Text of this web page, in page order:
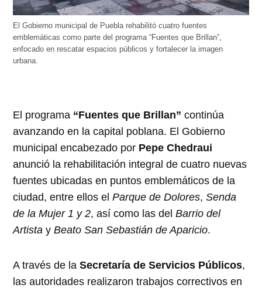
El Gobierno municipal de Puebla rehabilitó cuatro fuentes
emblemáticas como parte del programa “Fuentes que Brillan”,
enfocado en rescatar espacios públicos y fortalecer la imagen
urbana.
El programa “Fuentes que Brillan” continúa
avanzando en la capital poblana. El Gobierno
municipal encabezado por Pepe Chedraui
anunció la rehabilitación integral de cuatro nuevas
fuentes ubicadas en puntos emblemáticos de la
ciudad, entre ellos elParque de Dolores,Senda
de la Mujer 1 y 2, así como las delBarrio del
Artista yBeato San Sebastián de Aparicio.
A través de laSecretaría de Servicios Públicos,
las autoridades realizaron trabajos correctivos en